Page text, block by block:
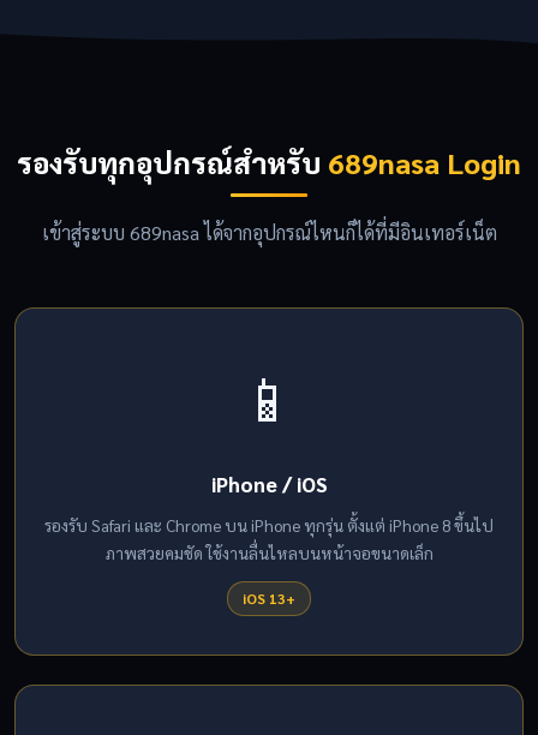
รองรับทุกอุปกรณ์สำหรับ 689nasa Login
เข้าสู่ระบบ 689nasa ได้จากอุปกรณ์ไหนก็ได้ที่มีอินเทอร์เน็ต
📱
iPhone / iOS
รองรับ Safari และ Chrome บน iPhone ทุกรุ่น ตั้งแต่ iPhone 8 ขึ้นไป
ภาพสวยคมชัด ใช้งานลื่นไหลบนหน้าจอขนาดเล็ก
iOS 13+